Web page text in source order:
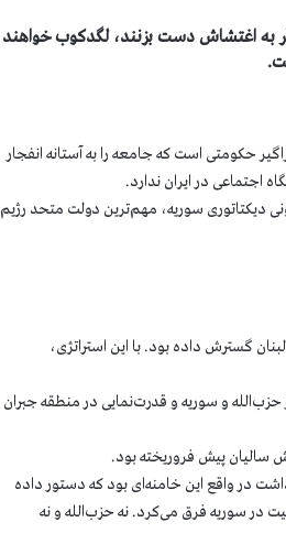
به اغتشاش دست بزنند، لگدکوب خواهند
حکومتی است که جامعه را به آستانه انفجار
سوریه، مهم‌ترین دولت متحد رژیم
گسترش داده بود. با این استراتژی،
و سوریه و قدرت‌نمایی در منطقه جبران
در واقع این خامنه‌ای بود که دستور داده
در سوریه فرق می‌کرد. نه حزب‌الله و نه